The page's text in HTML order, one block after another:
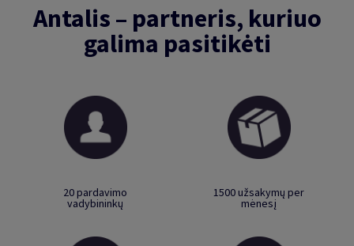
Antalis – partneris, kuriuo
galima pasitikėti
20 pardavimo
vadybininkų
1500 užsakymų per
mėnesį